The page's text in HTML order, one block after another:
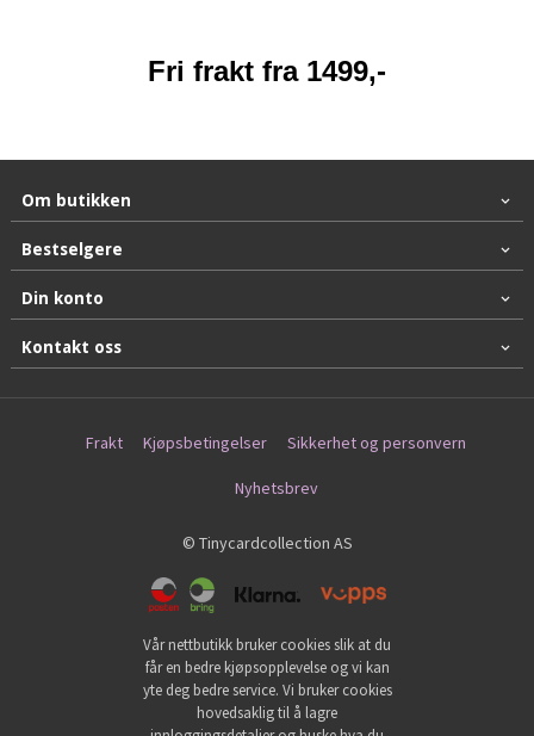
Fri frakt fra 1499,-
Om butikken
Bestselgere
Din konto
Kontakt oss
Frakt Kjøpsbetingelser Sikkerhet og personvern
Nyhetsbrev
© Tinycardcollection AS
Vår nettbutikk bruker cookies slik at du
får en bedre kjøpsopplevelse og vi kan
yte deg bedre service. Vi bruker cookies
hovedsaklig til å lagre